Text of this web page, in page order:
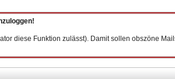
diese Funktion zulässt). Damit sollen obszöne